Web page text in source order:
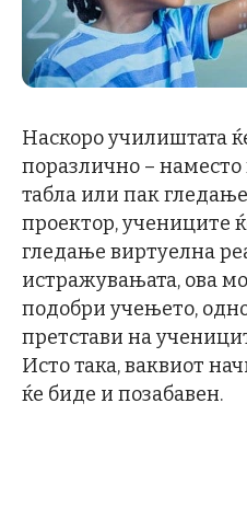
Наскоро училиштата
поразлично –
табла или пак
проектор, учениците
гледање виртуелна
истражувањата, ова
подобри учењето,
претстави на
Исто така, ваквиот
ќе биде и позабавен.